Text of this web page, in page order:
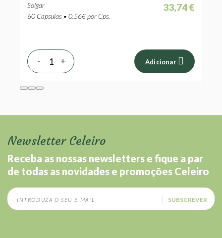
Solgar
60 Capsulas • 0.56€ por Cps.
33,74 €
+
- Adicionar
Newsletter Celeiro
Receba as nossas newsletters e fique a par
de todas as novidades e promoções Celeiro
SUBSCREVER